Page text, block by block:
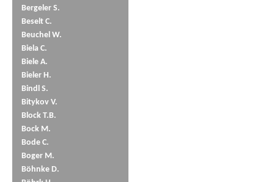
Bergeler S.
Beselt C.
Beuchel W.
Biela C.
Biele A.
Bieler H.
Bindl S.
Bitykov V.
Block T.B.
Bock M.
Bode C.
Boger M.
Böhnke D.